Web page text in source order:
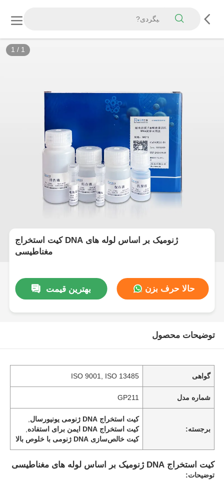
1 / 1
کیت استخراج DNA ژنومیک بر اساس لوله های
مغناطیسی
بهترین قیمت حالا حرف بزن
توضیحات محصول
گواهی ISO 9001, ISO 13485
شماره مدل GP211
برجسته:
کیت استخراج DNA ژنومی یونیورسال
کیت استخراج DNA ایمن برای استفاده
کیت خالص‌سازی DNA ژنومی با خلوص بالا
کیت استخراج DNA ژنومیک بر اساس لوله های مغناطیسی
توضیحات: